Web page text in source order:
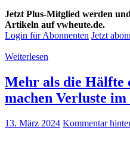
Jetzt Plus-Mitglied werden
Artikeln auf vwheute.de.
Login für Abonnenten Jetzt
Weiterlesen
Mehr als die Hälfte
machen Verluste
13. März 2024 Kommentar